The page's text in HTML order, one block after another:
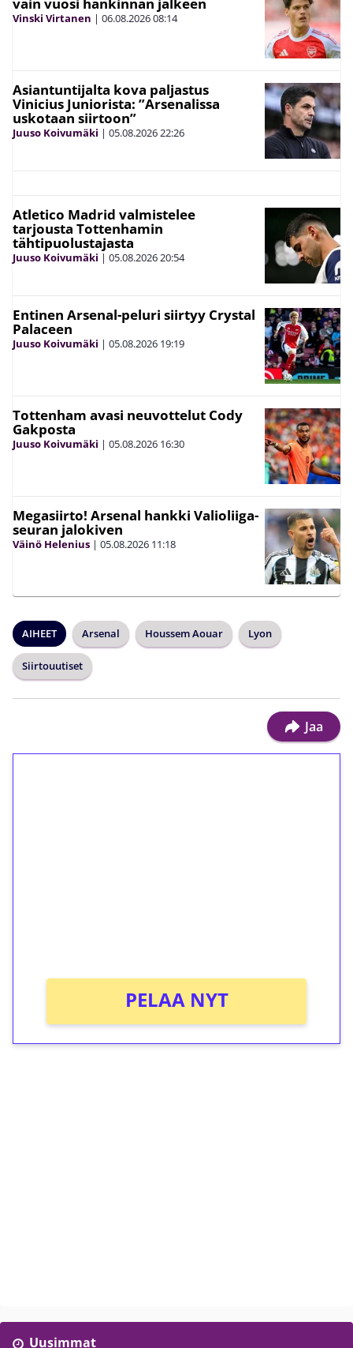
Vinski Virtanen | 06.08.202608:14
Asiantuntijalta kova paljastus
Vinicius Juniorista: ”Arsenalissa
uskotaan siirtoon”
Juuso Koivumäki | 05.08.202622:26
Atletico Madrid valmistelee
tarjousta Tottenhamin
tähtipuolustajasta
Juuso Koivumäki | 05.08.202620:54
Entinen Arsenal-peluri siirtyy Crystal
Palaceen
Juuso Koivumäki | 05.08.2026 19:19
Tottenham avasi neuvottelut Cody
Gakposta
Juuso Koivumäki | 05.08.2026 16:30
Megasiirto! Arsenal hankki Valioliiga-
seuran jalokiven
Väinö Helenius | 05.08.2026 11:18
AIHEET Arsenal Houssem Aouar Lyon
Siirtouutiset
Jaa
PELAA NYT
Uusimmat